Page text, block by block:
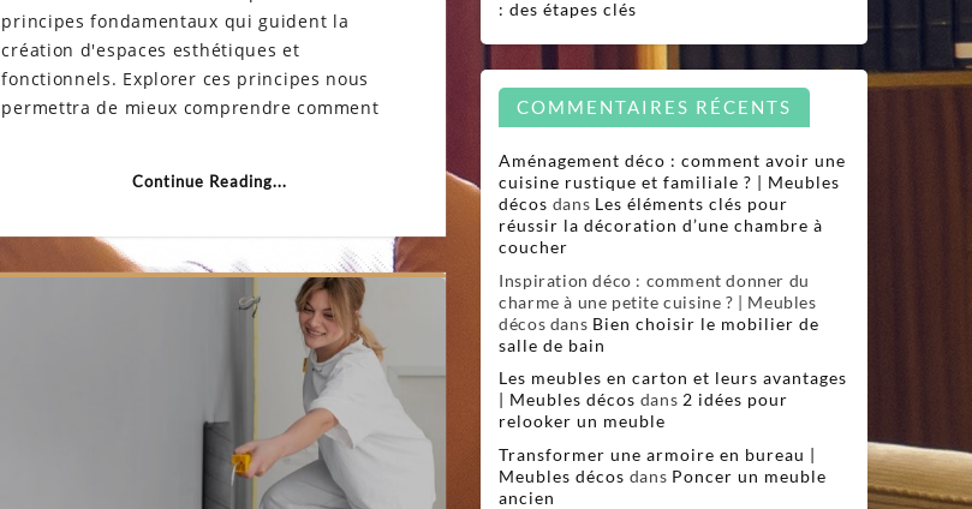
principes
principes fondamentaux qui guident la
création d'espaces esthétiques et
fonctionnels. Explorer ces principes nous
permettra de mieux comprendre comment
Continue Reading...
: des étapes clés
COMMENTAIRES RÉCENTS
Aménagement déco : comment avoir une
cuisine rustique et familiale ? | Meubles
décos dans Les éléments clés pour
réussir la décoration d’une chambre à
coucher
Inspiration déco : comment donner du
charme à une petite cuisine ? | Meubles
décos dans Bien choisir le mobilier de
salle de bain
Les meubles en carton et leurs avantages
| Meubles décos dans 2 idées pour
relooker un meuble
Transformer une armoire en bureau |
Meubles décos dans Poncer un meuble
ancien